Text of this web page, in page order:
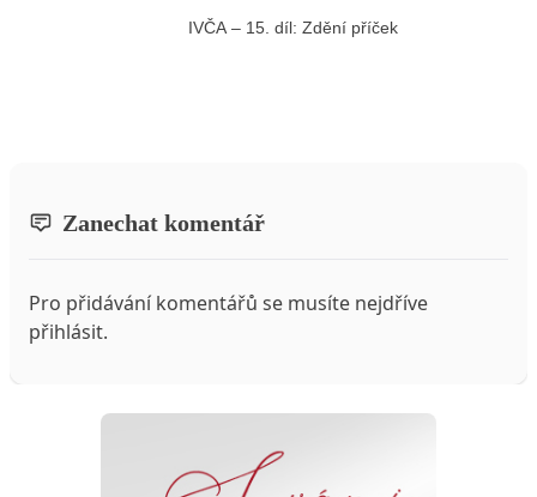
IVČA – 15. díl: Zdění příček
Zanechat komentář
Pro přidávání komentářů se musíte nejdříve
přihlásit.